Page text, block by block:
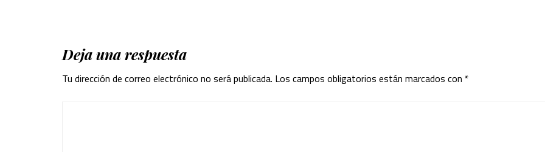
Deja una respuesta
Tu dirección de correo electrónico no será publicada. Los campos obligatorios están marcados con *